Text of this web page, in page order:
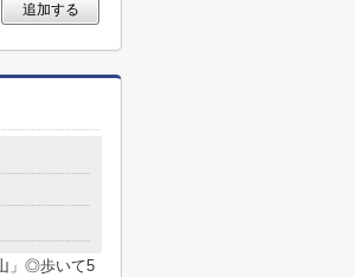
追加する
」◎歩いて5